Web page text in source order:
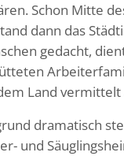
Schon Mitte
dann das
gedacht,
Land
dramatisch
und